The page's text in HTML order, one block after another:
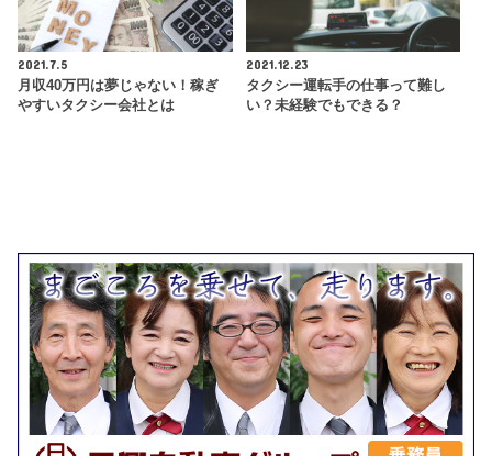
2021.7.5
月収40万円は夢じゃない！稼ぎ
やすいタクシー会社とは
2021.12.23
タクシー運転手の仕事って難し
い？未経験でもできる？